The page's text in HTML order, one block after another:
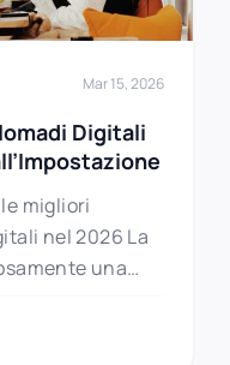
Mar 15, 2026
Digitali
migliori
nel 2026 La
una